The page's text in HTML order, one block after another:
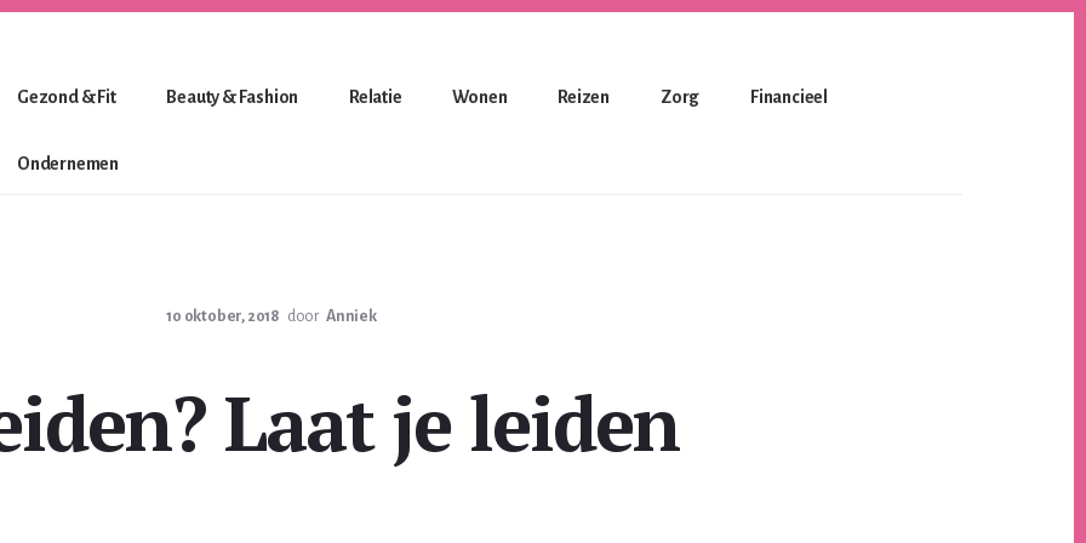
Gezond & Fit Beauty & Fashion Relatie Wonen Reizen Zorg Financieel
Ondernemen
10 oktober, 2018 door Anniek
Laat je leiden